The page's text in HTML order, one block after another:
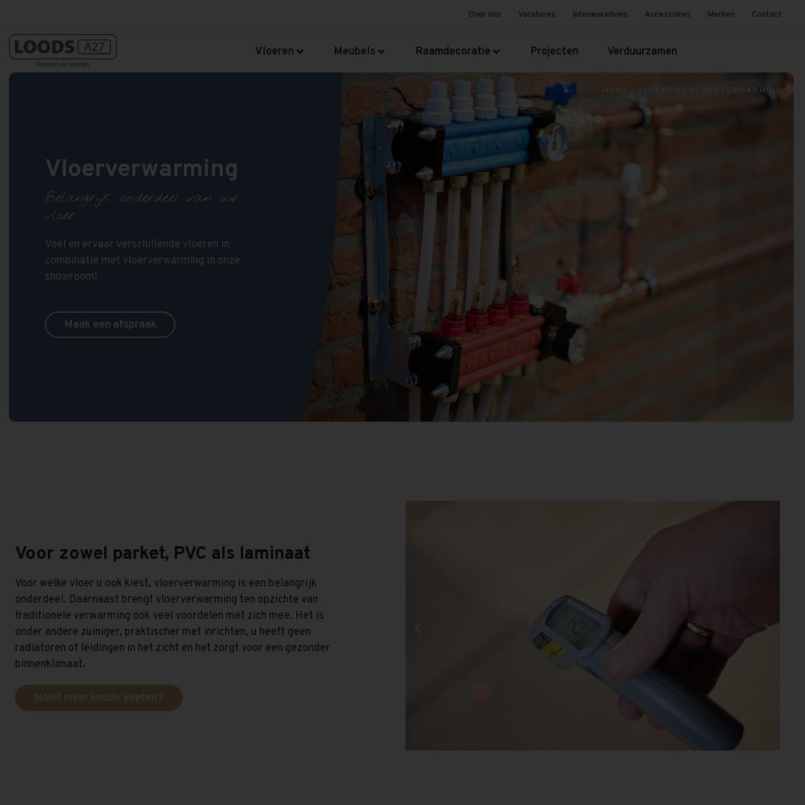
Over ons Vacatures Interieuradvies Accessoires Merken Contact
Vloeren Meubels Raamdecoratie Projecten Verduurzamen
Vloerverwarming
Belangrijk onderdeel van uw
vloer
Voel en ervaar verschillende vloeren in
combinatie met vloerverwarming in onze
showroom!
Maak een afspraak
HOME VLOEREN VLOERVERWARMING
Voor zowel parket, PVC als laminaat
Voor welke vloer u ook kiest, vloerverwarming is een belangrijk
onderdeel. Daarnaast brengt vloerverwarming ten opzichte van
traditionele verwarming ook veel voordelen met zich mee. Het is
onder andere zuiniger, praktischer met inrichten, u heeft geen
radiatoren of leidingen in het zicht en het zorgt voor een gezonder
binnenklimaat.
Nooit meer koude voeten?